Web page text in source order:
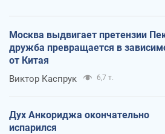
Москва выдвигает претензии
дружба превращается в
от Китая
Виктор Каспрук 6,7 т.
Дух Анкориджа окончательно
испарился